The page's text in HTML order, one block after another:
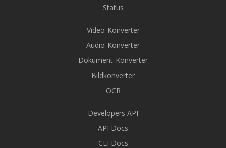
Status
Video-Konverter
Audio-Konverter
Dokument-Konverter
Bildkonverter
OCR
Developers API
API Docs
CLI Docs